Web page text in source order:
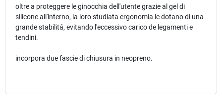
oltre a proteggere le ginocchia dell'utente grazie al gel di
silicone all'interno, la loro studiata ergonomia le dotano di una
grande stabilitá, evitando l'eccessivo carico de legamenti e
tendini.
incorpora due fascie di chiusura in neopreno.